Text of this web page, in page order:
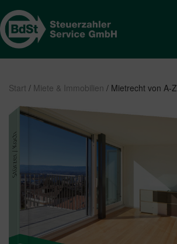
Start / Miete & Immobilien / Mietrecht von A-Z